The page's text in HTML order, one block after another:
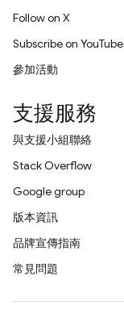
Follow on X
Subscribe on YouTube
參加活動
支援服務
與支援小組聯絡
Stack Overflow
Google group
版本資訊
品牌宣傳指南
常見問題